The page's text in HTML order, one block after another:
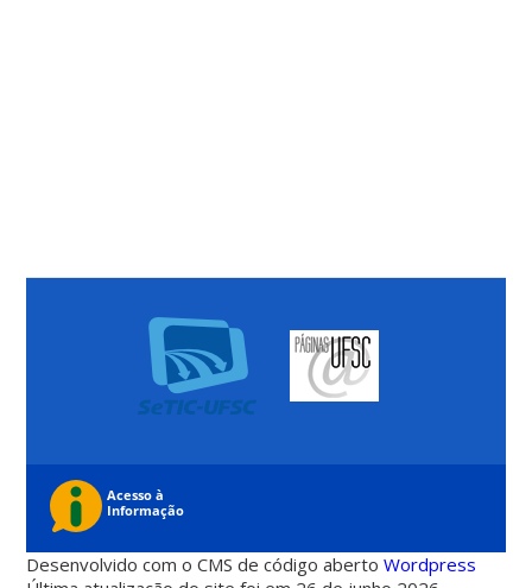
Desenvolvido com o CMS de código abertoWordpress